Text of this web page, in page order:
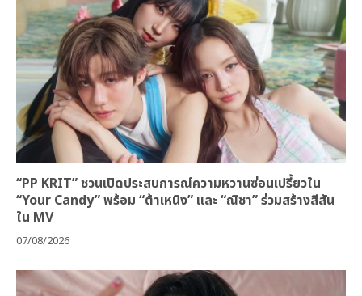
“PP KRIT” ชวนเปิดประสบการณ์ความหวานซ่อนเปรี้ยวใน
“Your Candy” พร้อม “ต้าเหนิง” และ “ณิชา” ร่วมสร้างสีสัน
ใน MV
07/08/2026